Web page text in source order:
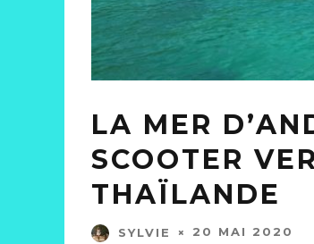
LA MER
SCOOTER
THAÏLANDE
SYLVIE 20 MAI 2020